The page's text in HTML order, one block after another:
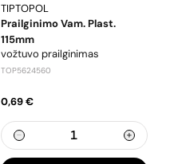
TIPTOPOL
Prailginimo Vam. Plast.
115mm
vožtuvo prailginimas
TOP5624560
0,69 €